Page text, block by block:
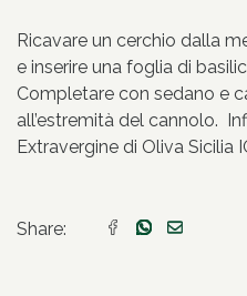
Ricavare un cerchio dalla
e inserire una foglia di
Completare con sedano e
all’estremità del cannolo.
Extravergine di Oliva Sicilia
Share: